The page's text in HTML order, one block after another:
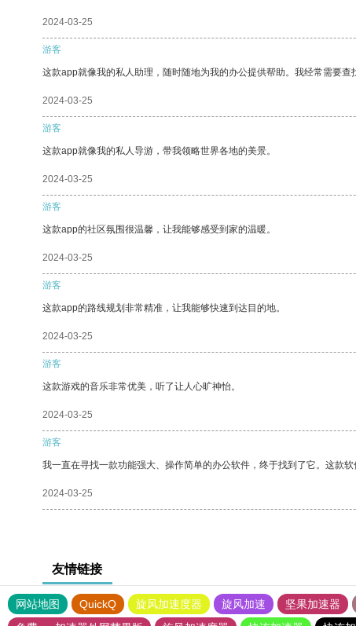
2024-03-25
游客
这款app就像我的私人助理，随时随地为我的办公提供帮助。我经常需要
2024-03-25
游客
这款app就像我的私人导游，带我领略世界各地的美景。
2024-03-25
游客
这款app的社区氛围很温馨，让我能够感受到家的温暖。
2024-03-25
游客
这款app的路线规划非常精准，让我能够快速到达目的地。
2024-03-25
游客
这款游戏的音乐非常优美，听了让人心旷神怡。
2024-03-25
游客
我一直在寻找一款功能强大、操作简单的办公软件，终于找到了它。这款
2024-03-25
友情链接
网站地图 QuickQ 旋风加速度器 旋风加速 坚果加速器